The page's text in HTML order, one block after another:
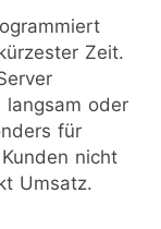
Zeit.
oder
für
nicht
Umsatz.